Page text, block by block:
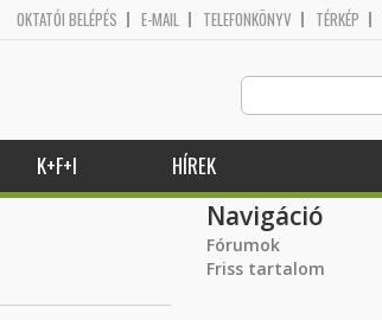
OKTATÓI BELÉPÉS E-MAIL TELEFONKÖNYV TÉRKÉP
K+F+I HÍREK
Navigáció
Fórumok
Friss tartalom